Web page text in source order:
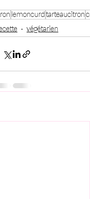
lemoncurdtarteaucitron
végétarien